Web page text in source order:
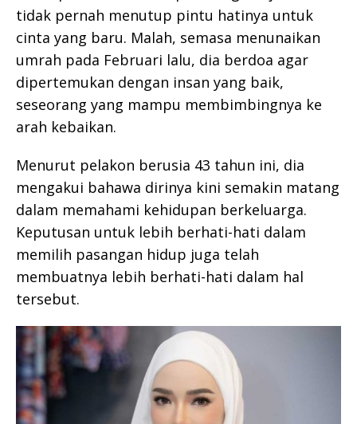
tidak pernah menutup pintu hatinya untuk
cinta yang baru. Malah, semasa menunaikan
umrah pada Februari lalu, dia berdoa agar
dipertemukan dengan insan yang baik,
seseorang yang mampu membimbingnya ke
arah kebaikan.
Menurut pelakon berusia 43 tahun ini, dia
mengakui bahawa dirinya kini semakin matang
dalam memahami kehidupan berkeluarga.
Keputusan untuk lebih berhati-hati dalam
memilih pasangan hidup juga telah
membuatnya lebih berhati-hati dalam hal
tersebut.